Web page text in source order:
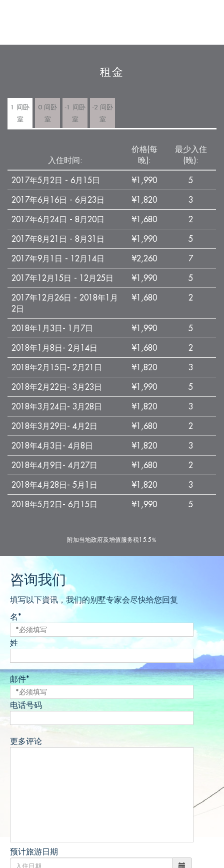
租金
1 间卧
室
0 间卧
室
-1 间卧
室
-2 间卧
室
入住时间:
价格(每
晚):
最少入住
(晚):
2017年5月2日 - 6月15日
¥1,990
5
2017年6月16日 - 6月23日
¥1,820
3
2017年6月24日 - 8月20日
¥1,680
2
2017年8月21日 - 8月31日
¥1,990
5
2017年9月1日 - 12月14日
¥2,260
7
2017年12月15日 - 12月25日
¥1,990
5
2017年12月26日 - 2018年1月
2日
¥1,680 2
2018年1月3日- 1月7日 ¥1,990
5
2018年1月8日- 2月14日
¥1,680
2
2018年2月15日- 2月21日
¥1,820
3
2018年2月22日- 3月23日
¥1,990
5
2018年3月24日- 3月28日
¥1,820
3
2018年3月29日- 4月2日
¥1,680
2
2018年4月3日- 4月8日
¥1,820
3
2018年4月9日- 4月27日
¥1,680
2
2018年4月28日- 5月1日
¥1,820
3
2018年5月2日- 6月15日
¥1,990 5
附加当地政府及增值服务税15.5％
咨询我们
填写以下資讯，我们的别墅专家会尽快给您回复
名*
姓
邮件*
电话号码
更多评论
预计旅游日期